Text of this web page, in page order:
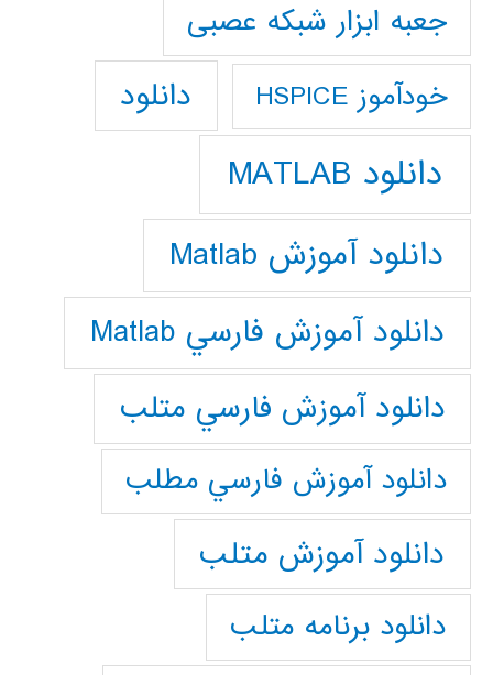
جعبه ابزار شبکه عصبی
خودآموز HSPICE دانلود
دانلود MATLAB
دانلود آموزش Matlab
دانلود آموزش فارسي Matlab
دانلود آموزش فارسي متلب
دانلود آموزش فارسي مطلب
دانلود آموزش متلب
دانلود برنامه متلب